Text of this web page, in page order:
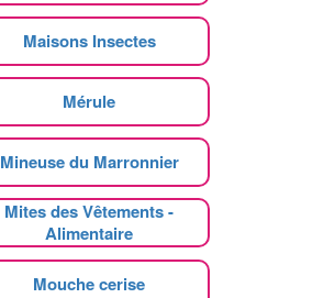
Maisons Insectes
Mérule
Mineuse du Marronnier
Mites des Vêtements -
Alimentaire
Mouche cerise